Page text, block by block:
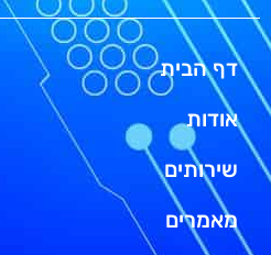
דף הבית
אודות
שירותים
מאמרים